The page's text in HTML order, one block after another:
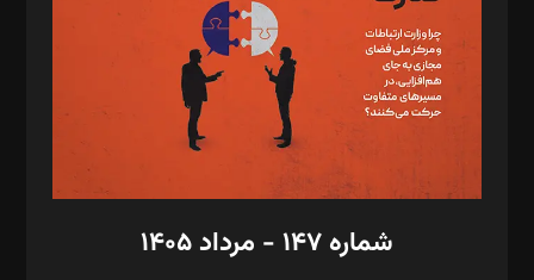
ویرایش: نگار استاد‌‌آقا
طراح یونیفرم: مجید توکلی
فیلمبرداری و عکاسی: امیر شفیعی، مانی لطفی زاده
گرافیک و صفحه‌آرایی: سید‌سبحان‌علی ثابت
مد‌یر توسعه تجاری: کامبیز برید‌
امور مالی: شاپور رهبری، محمد‌ کاظمی‌نیا
شماره ۱۴۷ - مرداد ۱۴۰۵